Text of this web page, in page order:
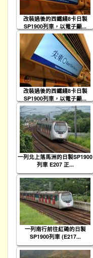
改裝過後的西鐵綫8卡日製
SP1900列車，以電子顯...
改裝過後的西鐵綫8卡日製
SP1900列車，以電子顯...
一列北上落馬洲的日製SP1900
列車 E207 正...
一列南行前往紅磡的日製
SP1900列車 (E217...